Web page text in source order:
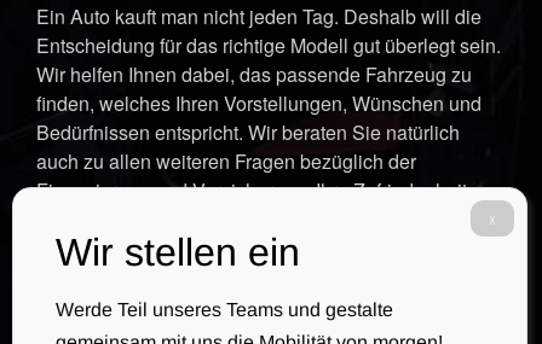
Ein Auto kauft man nicht jeden Tag. Deshalb will die
Entscheidung für das richtige Modell gut überlegt sein.
Wir helfen Ihnen dabei, das passende Fahrzeug zu
finden, welches Ihren Vorstellungen, Wünschen und
Bedürfnissen entspricht. Wir beraten Sie natürlich
auch zu allen weiteren Fragen bezüglich der
Finanzierung und Versicherung. Ihre Zufriedenheit
Werde Teil unseres Teams und gestalte